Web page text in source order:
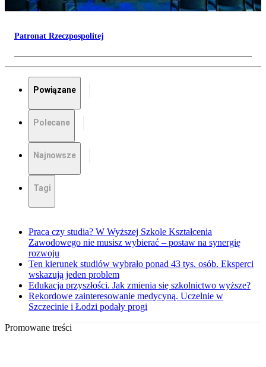
Patronat Rzeczpospolitej
Powiązane
Polecane
Najnowsze
Tagi
Praca czy studia? W Wyższej Szkole Kształcenia
Zawodowego nie musisz wybierać – postaw na synergię
rozwoju
Ten kierunek studiów wybrało ponad 43 tys. osób. Eksperci
wskazują jeden problem
Edukacja przyszłości. Jak zmienia się szkolnictwo wyższe?
Rekordowe zainteresowanie medycyną. Uczelnie w
Szczecinie i Łodzi podały progi
Promowane treści